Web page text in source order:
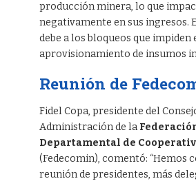
producción minera, lo que
negativamente en sus ingresos.
debe a los bloqueos que impiden
aprovisionamiento de insumos
Reunión de
Fidel Copa, presidente del
Administración de la
Departamental de
(Fedecomin), comentó: “Hemos
reunión de presidentes, más